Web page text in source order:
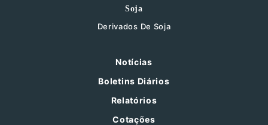
Soja
Derivados De Soja
Notícias
Boletins Diários
Relatórios
Cotações